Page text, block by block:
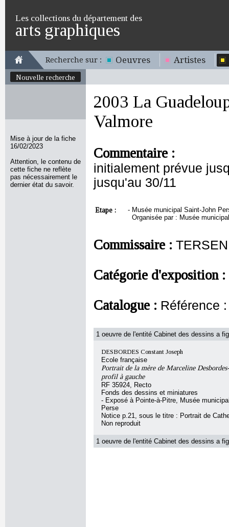
Les collections du département des
arts graphiques
Recherche sur : Oeuvres Artistes
Nouvelle recherche
Mise à jour de la fiche
16/02/2023
Attention, le contenu de
cette fiche ne reflète
pas nécessairement le
dernier état du savoir.
2003 La
Valmore
Commentaire :
initialement prévue
jusqu'au 30/11
Etape : - Musée municipal Saint-John
Organisée par : Musée
Commissaire :
Catégorie d'exposition :
Catalogue : Référence
1 oeuvre de l'entité Cabinet des dessins a
DESBORDES Constant Joseph
Ecole française
Portrait de la mère de Marceline
profil à gauche
RF 35924, Recto
Fonds des dessins et miniatures
- Exposé à Pointe-à-Pitre, Musée
Perse
Notice p.21, sous le titre : Portrait de
Non reproduit
1 oeuvre de l'entité Cabinet des dessins a